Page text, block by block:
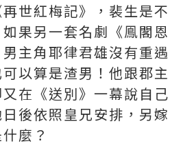
世紅梅記》，裴生是不
果另一套名劇《鳯閣恩
主角耶律君雄沒有重遇
以算是渣男！他跟郡主
在《送別》一幕說自己
後依照皇兄安排，另嫁
麼？